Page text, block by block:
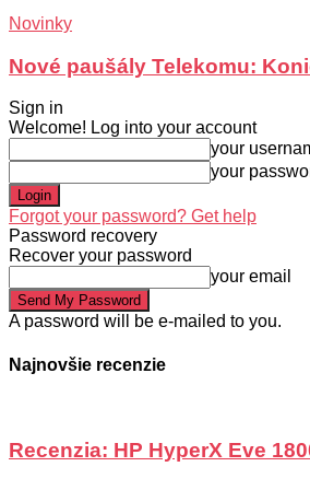
Novinky
Nové paušály Telekomu:
Sign in
Welcome! Log into your account
your
your
Forgot your password? Get help
Password recovery
Recover your password
your email
A password will be e-mailed to you.
Najnovšie recenzie
Recenzia: HP HyperX Eve